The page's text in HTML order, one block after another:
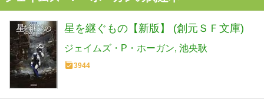
星を継ぐもの【新版】 (創元ＳＦ文庫)
ジェイムズ・P・ホーガン 池央耿
3944